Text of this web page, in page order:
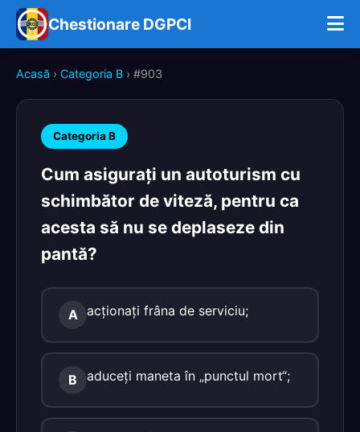
Chestionare DGPCI
Acasă › Categoria B › #903
Categoria B
Cum asiguraţi un autoturism cu
schimbător de viteză, pentru ca
acesta să nu se deplaseze din
pantă?
A acţionaţi frâna de serviciu;
B aduceţi maneta în „punctul mort“;